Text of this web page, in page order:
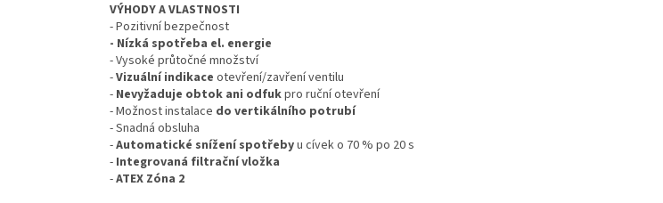
VÝHODY A VLASTNOSTI
- Pozitivní bezpečnost
- Nízká spotřeba el. energie
- Vysoké průtočné množství
-Vizuální indikace otevření/zavření ventilu
- Nevyžaduje obtok ani odfukpro ruční otevření
- Možnost instalace do vertikálního potrubí
- Snadná obsluha
-Automatické snížení spotřebyu cívek o 70 % po 20 s
- Integrovaná filtrační vložka
-ATEX Zóna 2